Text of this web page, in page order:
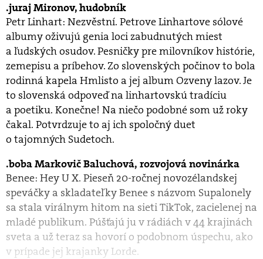
juraj Mironov, hudobník
Petr Linhart: Nezvěstní. Petrove Linhartove sólové
albumy oživujú genia loci zabudnutých miest
a ľudských osudov. Pesničky pre milovníkov histórie,
zemepisu a príbehov. Zo slovenských počinov to bola
rodinná kapela Hmlisto a jej album Ozveny lazov. Je
to slovenská odpoveď na linhartovskú tradíciu
a poe­tiku. Konečne! Na niečo podobné som už roky
čakal. Potvrdzuje to aj ich spoločný duet
o tajomných Sudetoch.
boba Markovič Baluchová, rozvojová novinárka
Benee: Hey U X. Pieseň 20-ročnej novozélandskej
speváčky a skladateľky Benee s názvom Supalonely
sa stala virálnym hitom na sieti TikTok, zacielenej na
mladé publikum. Púšťajú ju v rádiách v 44 krajinách
sveta a už teraz sa hovorí o podobnom úspechu, ako
v prípade jej krajanky Lorde.